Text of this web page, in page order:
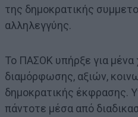
της δημοκρατικής
αλληλεγγύης.
Το ΠΑΣΟΚ υπήρξε για μένα
διαμόρφωσης, αξιών,
δημοκρατικής έκφρασης.
πάντοτε μέσα από